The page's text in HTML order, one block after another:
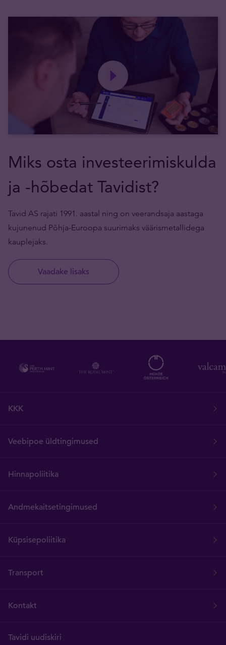
Miks osta investeerimiskulda
ja -hõbedat Tavidist?
Tavid AS rajati 1991. aastal ning on veerandsaja aastaga
kujunenud Põhja-Euroopa suurimaks väärismetallidega
kauplejaks.
Vaadake lisaks
KKK
Veebipoe üldtingimused
Hinnapoliitika
Andmekaitsetingimused
Küpsisepoliitika
Transport
Kontakt
Tavidi uudiskiri